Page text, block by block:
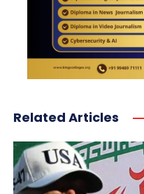
Related Articles